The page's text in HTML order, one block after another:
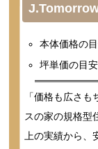
本体価格の
坪単価の目
「価格も広さ
スの家の規格型
上の実績から